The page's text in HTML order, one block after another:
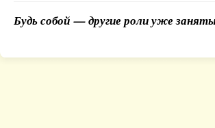
Будь собой — другие роли уже